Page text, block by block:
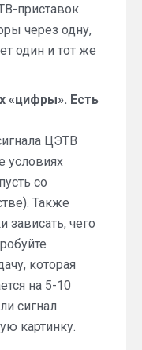
приставок.
через одну,
один и тот же
«цифры». Есть
ЦЭТВ
условиях
со
Также
зависать, чего
которая
на 5-10
сигнал
картинку.